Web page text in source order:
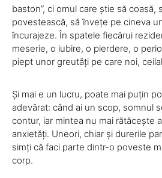
baston”, ci omul care știe să coasă,
povestească, să învețe pe cineva
încurajeze. În spatele fiecărui
meserie, o iubire, o pierdere, o
piept unor greutăți pe care noi,
Și mai e un lucru, poate mai puțin
adevărat: când ai un scop, somnul
contur, iar mintea nu mai rătăcește
anxietăți. Uneori, chiar și durerile
simți că faci parte dintr-o poveste
corp.